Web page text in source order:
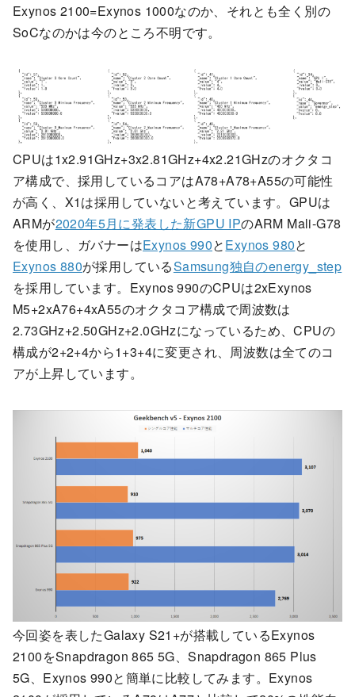
Exynos 2100=Exynos 1000なのか、それとも全く別の
SoCなのかは今のところ不明です。
CPUは1x2.91GHz+3x2.81GHz+4x2.21GHzのオクタコ
ア構成で、採用しているコアはA78+A78+A55の可能性
が高く、X1は採用していないと考えています。GPUは
ARMが2020年5月に発表した新GPU IPのARM Mali-G78
を使用し、ガバナーはExynos 990とExynos 980と
Exynos 880が採用しているSamsung独自のenergy_step
を採用しています。Exynos 990のCPUは2xExynos
M5+2xA76+4xA55のオクタコア構成で周波数は
2.73GHz+2.50GHz+2.0GHzになっているため、CPUの
構成が2+2+4から1+3+4に変更され、周波数は全てのコ
アが上昇しています。
今回姿を表したGalaxy S21+が搭載しているExynos
2100をSnapdragon 865 5G、Snapdragon 865 Plus
5G、Exynos 990と簡単に比較してみます。Exynos